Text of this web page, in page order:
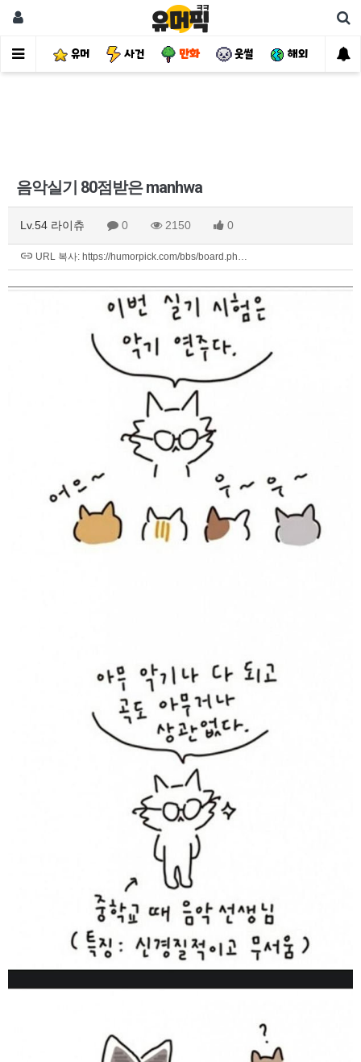
유머 사건 만화 웃썰 해외 핫
음악실기 80점받은 manhwa
Lv.54 라이츄 0 2150 0
URL 복사: https://humorpick.com/bbs/board.ph…